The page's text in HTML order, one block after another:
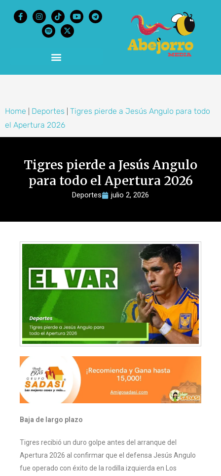
Home Deportes
Tigres pierde a Jesús Angulo para todo
el Apertura 2026
Tigres pierde a Jesús Angulo
para todo el Apertura 2026
Deportes julio 2, 2026
Baja de largo plazo
Tigres recibió un duro golpe antes del arranque del
Apertura 2026 al confirmar que el defensa Jesús Angulo
fue operado con éxito de la rodilla izquierda en Los